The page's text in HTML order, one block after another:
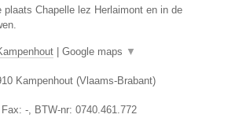
plaats Chapelle lez Herlaimont en in de
Google maps ▼
Kampenhout (Vlaams-Brabant)
-, BTW-nr: 0740.461.772